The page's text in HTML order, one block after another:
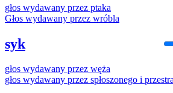
głos wydawany przez ptaka
Głos wydawany przez wróbla
syk
głos wydawany przez węża
głos wydawany przez spłoszonego i